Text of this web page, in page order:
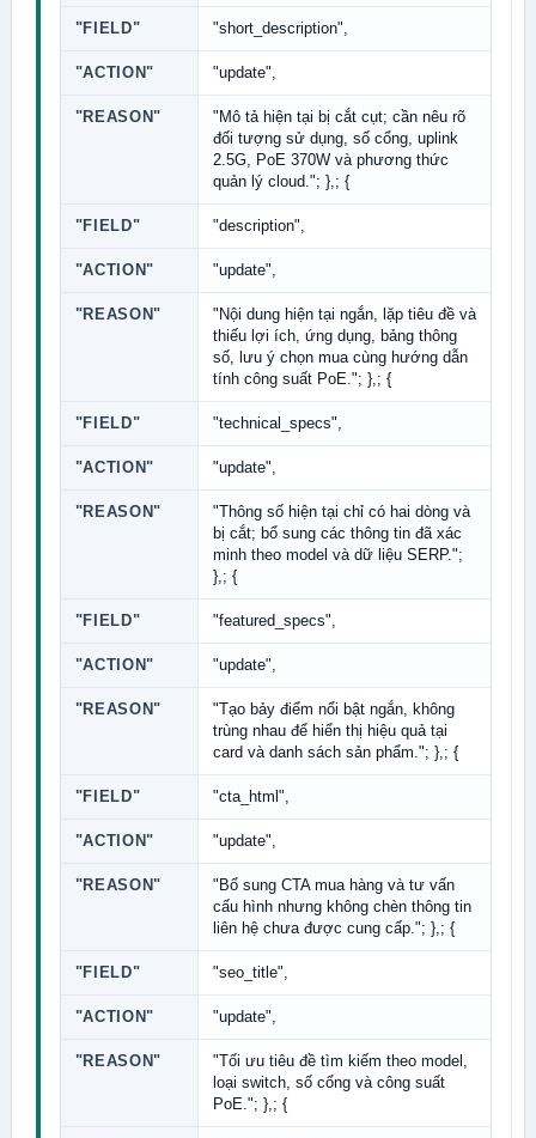
"FIELD" "short_description",
"ACTION" "update",
"REASON"
"Mô tả hiện tại bị cắt cụt; cần nêu rõ
đối tượng sử dụng, số cổng, uplink
2.5G, PoE 370W và phương thức
quản lý cloud."; },; {
"FIELD" "description",
"ACTION" "update",
"REASON"
"Nội dung hiện tại ngắn, lặp tiêu đề và
thiếu lợi ích, ứng dụng, bảng thông
số, lưu ý chọn mua cùng hướng dẫn
tính công suất PoE."; },; {
"FIELD" "technical_specs",
"ACTION" "update",
"REASON"
"Thông số hiện tại chỉ có hai dòng và
bị cắt; bổ sung các thông tin đã xác
minh theo model và dữ liệu SERP.";
},; {
"FIELD" "featured_specs",
"ACTION" "update",
"REASON"
"Tạo bảy điểm nổi bật ngắn, không
trùng nhau để hiển thị hiệu quả tại
card và danh sách sản phẩm."; },; {
"FIELD" "cta_html",
"ACTION" "update",
"REASON"
"Bổ sung CTA mua hàng và tư vấn
cấu hình nhưng không chèn thông tin
liên hệ chưa được cung cấp."; },; {
"FIELD" "seo_title",
"ACTION" "update",
"REASON"
"Tối ưu tiêu đề tìm kiếm theo model,
loại switch, số cổng và công suất
PoE."; },; {